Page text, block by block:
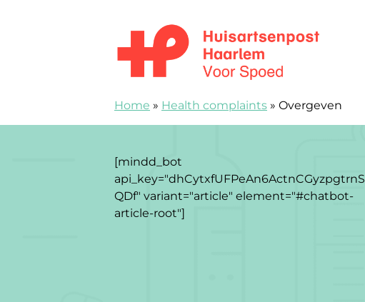
Home » Health complaints » Overgeven
[mindd_bot
api_key="dhCytxfUFPeAn6ActnCGyzpgtrnSl
QDf" variant="article" element="#chatbot-
article-root"]